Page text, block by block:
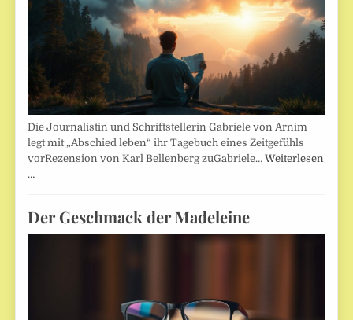
Die Journalistin und Schriftstellerin Gabriele von Arnim
legt mit „Abschied leben“ ihr Tagebuch eines Zeitgefühls
vorRezension von Karl Bellenberg zuGabriele…Weiterlesen
…
Der Geschmack der Madeleine